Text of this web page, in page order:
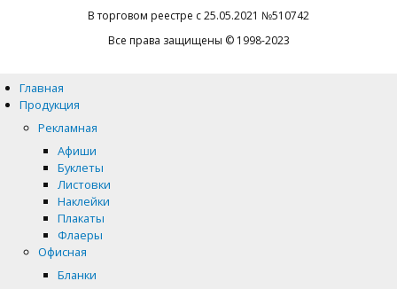
В торговом реестре с 25.05.2021 №510742
Все права защищены © 1998-2023
Главная
Продукция
Рекламная
Афиши
Буклеты
Листовки
Наклейки
Плакаты
Флаеры
Офисная
Бланки